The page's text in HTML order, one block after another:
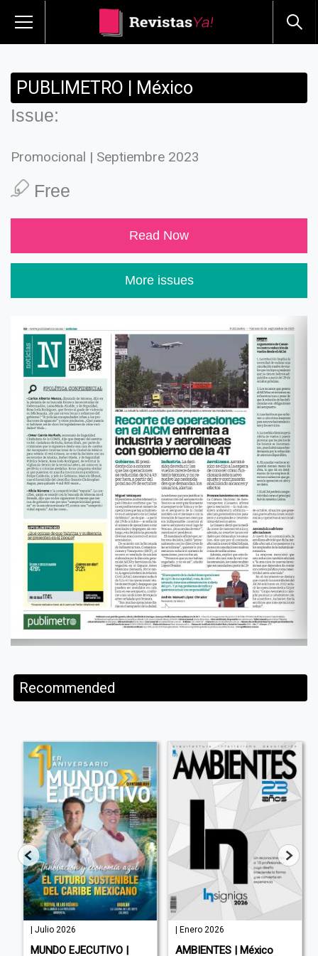
PUBLIMETRO | México
Issue:
Promocional | Septiembre 2023
Free
Read Now
More issues
Recommended
| Julio 2026
MUNDO EJECUTIVO |
| Enero 2026
AMBIENTES | México